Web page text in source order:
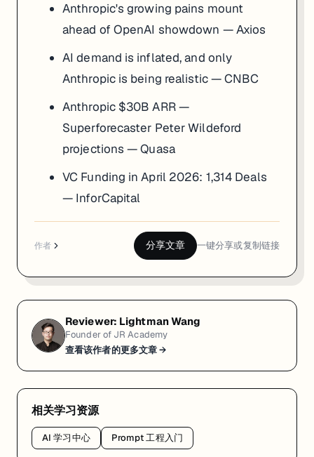
Anthropic's growing pains mount
ahead of OpenAI showdown — Axios
AI demand is inflated, and only
Anthropic is being realistic — CNBC
Anthropic $30B ARR —
Superforecaster Peter Wildeford
projections — Quasa
VC Funding in April 2026: 1,314 Deals
— InforCapital
作者 分享文章 一键分享或复制链接
Reviewer: Lightman Wang
Founder of JR Academy
查看该作者的更多文章 →
相关学习资源
AI 学习中心 Prompt 工程入门